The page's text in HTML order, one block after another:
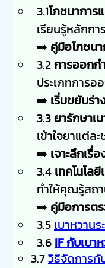
3.1โภชนาการ
เรียนรู้หลักก
➡️ คู่มือโภชนา
3.2การออกก
ประเภทการ
➡️ เริ่มขยับร่า
3.3ยารักษาเ
เข้าใจยาแต่
➡️ เจาะลึกเรื่
3.4 เทคโนโล
ทำให้คุณรู้สถ
➡️ คู่มือการต
3.5เบาหวานร
3.6IF กับเบา
3.7วิธีจัดการกั